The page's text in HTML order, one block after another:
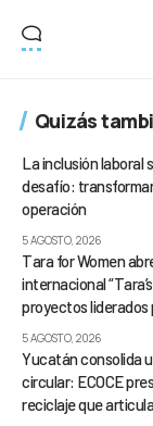
Quizás
La inclusión laboral
desafío:
operación
5 AGOSTO, 2026
Tara for Women
internacional
proyectos liderados
5 AGOSTO, 2026
Yucatán consolida
circular: ECOCE
reciclaje que